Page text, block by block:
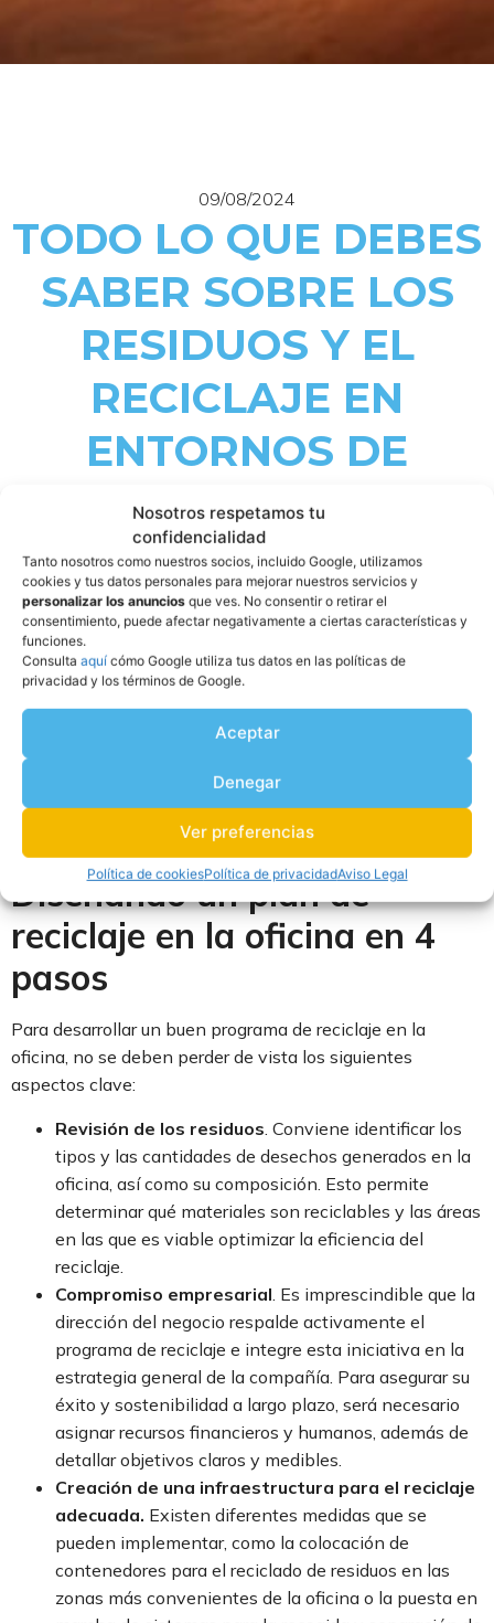
Nosotros respetamos tu
confidencialidad
Tanto nosotros como nuestros socios, incluido Google, utilizamos
cookies y tus datos personales para mejorar nuestros servicios y
personalizar los anuncios que ves. No consentir o retirar el
consentimiento, puede afectar negativamente a ciertas características y
funciones.
Consulta aquí cómo Google utiliza tus datos en las políticas de
privacidad y los términos de Google.
Aceptar
Denegar
Ver preferencias
Política de cookiesPolítica de privacidadAviso Legal
09/08/2024
TODO LO QUE DEBES
SABER SOBRE LOS
RESIDUOS Y EL
RECICLAJE EN
ENTORNOS DE
OFICINA
Cada vez más negocios estánadoptando planes de
reciclaje en la oficina para contribuir a la protección
del planeta. Gracias a estos programas, las empresas no
solo reducen su impacto ambiental, sino que también
promueven una cultura de sostenibilidad dentro de la
organización.
¿Quieres saber más? A lo largo del artículo te explicamos
qué hay que tener en cuenta para diseñar un sistema
efectivo y cuáles son los mejores consejos para la
recolección y gestión de residuos.
Diseñando un plan de
reciclaje en la oficina en 4
pasos
Para desarrollar un buen programa de reciclaje en la
oficina, no se deben perder de vista los siguientes
aspectos clave:
Revisión de los residuos . Conviene identificar los
tipos y las cantidades de desechos generados en la
oficina, así como su composición. Esto permite
determinar qué materiales son reciclables y las áreas
en las que es viable optimizar la eficiencia del
reciclaje.
Compromiso empresarial . Es imprescindible que la
dirección del negocio respalde activamente el
programa de reciclaje e integre esta iniciativa en la
estrategia general de la compañía. Para asegurar su
éxito y sostenibilidad a largo plazo, será necesario
asignar recursos financieros y humanos, además de
detallar objetivos claros y medibles.
Creación de una infraestructura para el reciclaje
adecuada. Existen diferentes medidas que se
pueden implementar, como la colocación de
contenedores para el reciclado de residuos en las
zonas más convenientes de la oficina o la puesta en